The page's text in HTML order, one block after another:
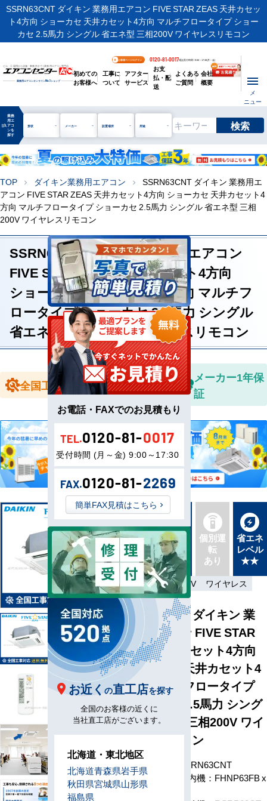
SSRN63CNT ダイキン 業務用エアコン FIVE STAR ZEAS 天井カセッ
ト4方向 ショーカセ 天井カセット4方向 マルチフロータイプ ショー
カセ 2.5馬力 シングル 省エネ型 三相200V ワイヤレスリモコン
ビル・工場用から店舗・事務所まで | 業務用エアコン専門店
業務用エアコンオンラインNo.1ショップ
お客様ページログイン 0120-81-0017電話受付時間 / 9:00～17:30(月～金)
初めての
お客様へ
工事に
ついて
アフター
サービス
お支
払・配
送
よくある
ご質問
会社
概要
メ
ニュー
manage_search
業務
用エ
アコ
ンを
探す
形状 メーカー 設置場所 用途 検索
TOP chevron_right ダイキン業務用エアコン chevron_right
SSRN63CNT ダイキン 業務用エ
アコン FIVE STAR ZEAS 天井カセット4方向 ショーカセ 天井カセット4
方向 マルチフロータイプ ショーカセ 2.5馬力 シングル 省エネ型 三相
200V ワイヤレスリモコン
SSRN63CNT ダイキン 業務用エアコン
FIVE STAR ZEAS 天井カセット4方向
ショーカセ 天井カセット4方向 マルチフ
ロータイプ ショーカセ 2.5馬力 シングル
省エネ型 三相200V ワイヤレスリモコン
全国工事対応
全国送料無
料
メーカー1年保
証
新品直
送
最新機
種
同機種
タイプ
別あり
個別運
転
あり
省エネ
レベル
★★
省エネ 三相200V ワイヤレス
SSRN63CNT ダイキン 業
務用エアコン FIVE STAR
ZEAS 天井カセット4方向
ショーカセ 天井カセット4
方向 マルチフロータイプ
ショーカセ 2.5馬力 シング
ル 省エネ型 三相200V ワイ
ヤレスリモコン
型番 SSRN63CNT
室内機：FHNP63FB x
お電話・FAXでのお見積もり
TEL.0120-81-0017
受付時間 (月～金) 9:00～17:30
FAX.0120-81-2269
簡単FAX見積はこちら
お近く の直工店を探す
全国のお客様の近くに
当社直工店がございます。
北海道・東北地区
北海道青森県岩手県
秋田県宮城県山形県
福島県